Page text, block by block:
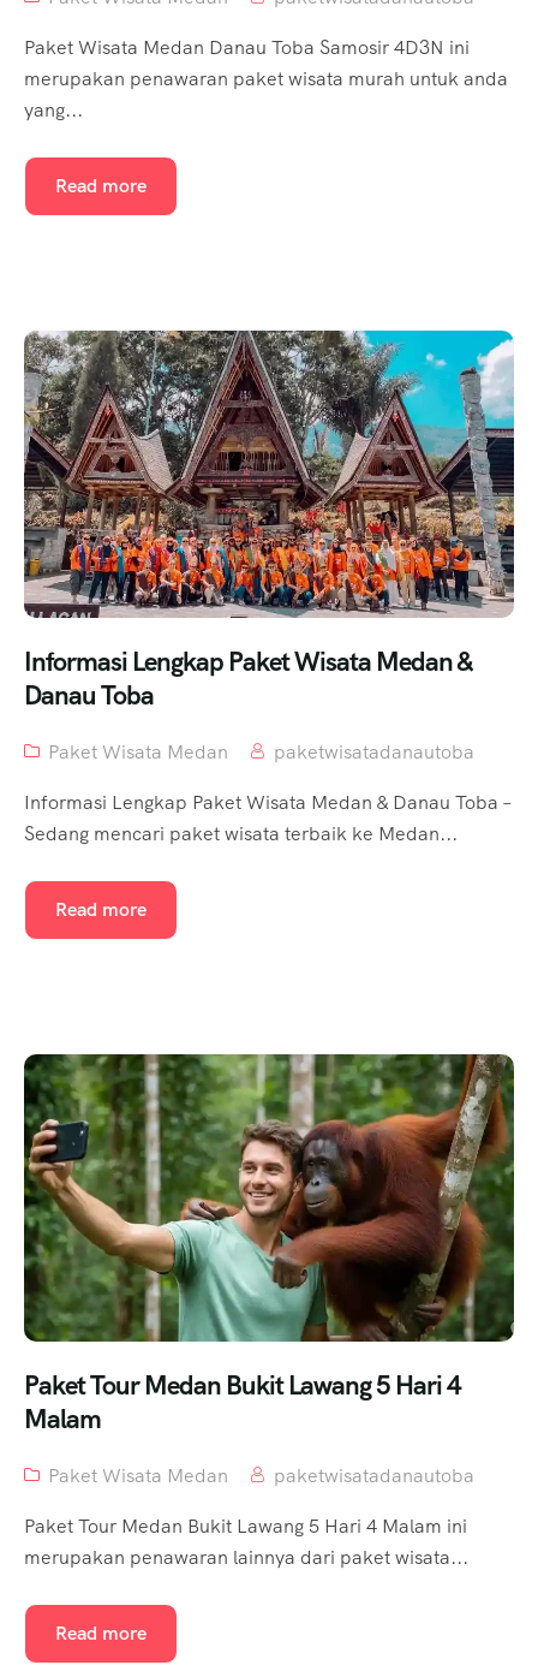
Paket Wisata Medan Danau Toba Samosir 4D3N ini
merupakan penawaran paket wisata murah untuk anda
yang...
Read more
Informasi Lengkap Paket Wisata Medan &
Danau Toba
Paket Wisata Medan
paketwisatadanautoba
Informasi Lengkap Paket Wisata Medan & Danau Toba –
Sedang mencari paket wisata terbaik ke Medan...
Read more
Paket Tour Medan Bukit Lawang 5 Hari 4
Malam
Paket Wisata Medan
paketwisatadanautoba
Paket Tour Medan Bukit Lawang 5 Hari 4 Malam ini
merupakan penawaran lainnya dari paket wisata...
Read more